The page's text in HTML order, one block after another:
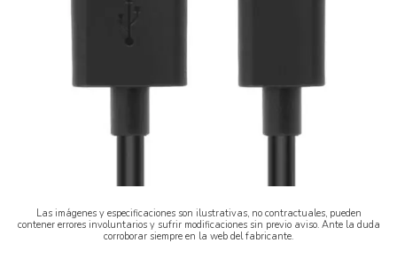
Las imágenes y especificaciones son ilustrativas, no contractuales, pueden
contener errores involuntarios y sufrir modificaciones sin previo aviso. Ante la duda
corroborar siempre en la web del fabricante.